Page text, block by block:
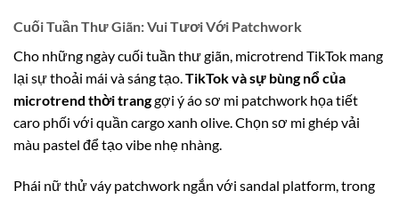
Cuối Tuần Thư Giãn: Vui Tươi Với Patchwork
Cho những ngày cuối tuần thư giãn, microtrend TikTok mang
lại sự thoải mái và sáng tạo.TikTok và sự bùng nổ của
microtrend thời tranggợi ý áo sơ mi patchwork họa tiết
caro phối với quần cargo xanh olive. Chọn sơ mi ghép vải
màu pastel để tạo vibe nhẹ nhàng.
Phái nữ thử váy patchwork ngắn với sandal platform, trong